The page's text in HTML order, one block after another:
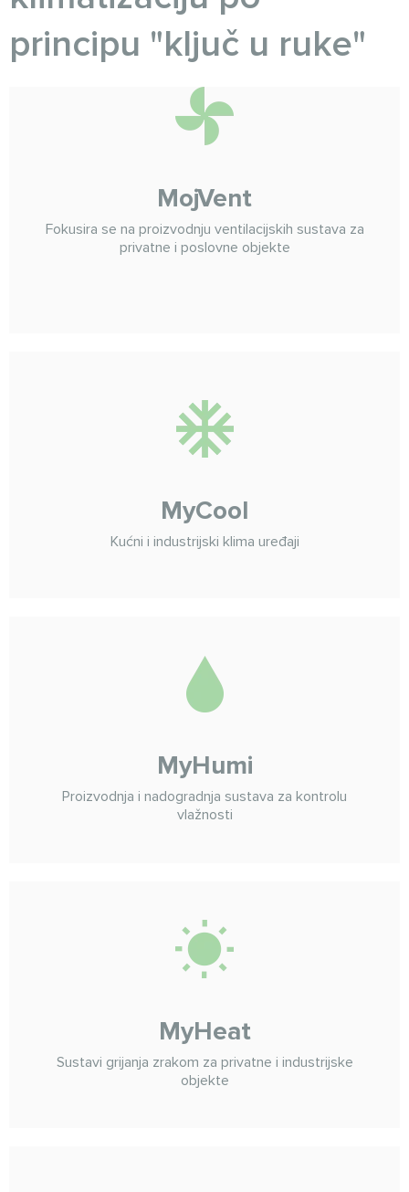
principu "ključ u ruke"
MojVent
Fokusira se na proizvodnju ventilacijskih sustava za
privatne i poslovne objekte
MyCool
Kućni i industrijski klima uređaji
MyHumi
Proizvodnja i nadogradnja sustava za kontrolu
vlažnosti
MyHeat
Sustavi grijanja zrakom za privatne i industrijske
objekte